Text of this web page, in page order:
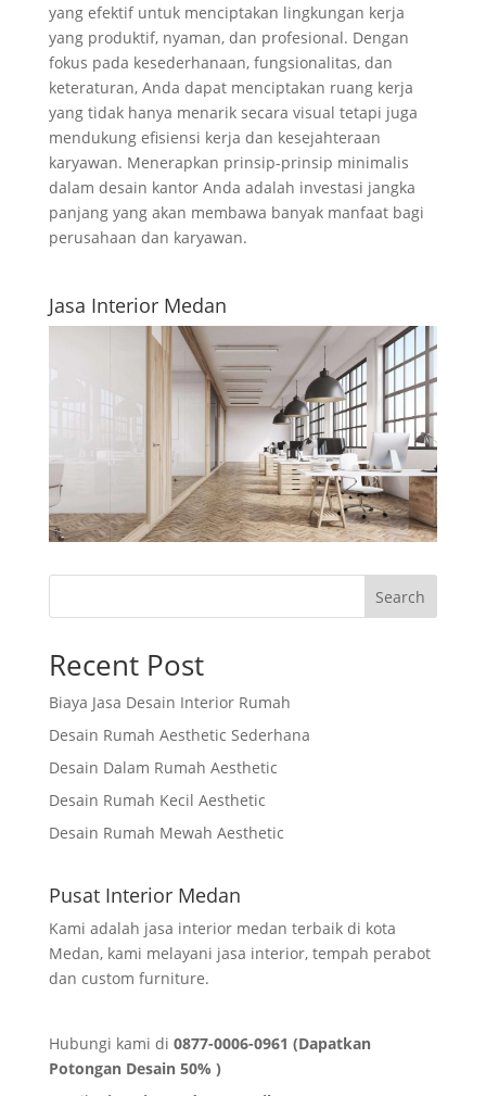
yang efektif untuk menciptakan lingkungan kerja
yang produktif, nyaman, dan profesional. Dengan
fokus pada kesederhanaan, fungsionalitas, dan
keteraturan, Anda dapat menciptakan ruang kerja
yang tidak hanya menarik secara visual tetapi juga
mendukung efisiensi kerja dan kesejahteraan
karyawan. Menerapkan prinsip-prinsip minimalis
dalam desain kantor Anda adalah investasi jangka
panjang yang akan membawa banyak manfaat bagi
perusahaan dan karyawan.
Jasa Interior Medan
Search
Recent Post
Biaya Jasa Desain Interior Rumah
Desain Rumah Aesthetic Sederhana
Desain Dalam Rumah Aesthetic
Desain Rumah Kecil Aesthetic
Desain Rumah Mewah Aesthetic
Pusat Interior Medan
Kami adalah jasa interior medan terbaik di kota
Medan, kami melayani jasa interior, tempah perabot
dan custom furniture.
Hubungi kami di 0877-0006-0961 (Dapatkan
Potongan Desain 50% )